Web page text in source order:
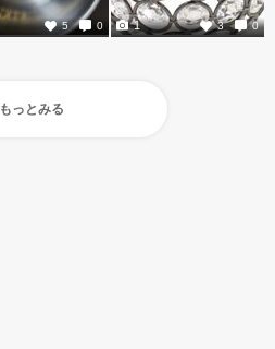
5 0 3 0
1
もっとみる